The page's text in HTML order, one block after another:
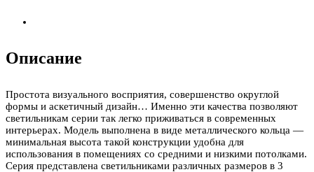
Описание
Простота визуального восприятия, совершенство округлой
формы и аскетичный дизайн… Именно эти качества позволяют
светильникам серии так легко приживаться в современных
интерьерах. Модель выполнена в виде металлического кольца —
минимальная высота такой конструкции удобна для
использования в помещениях со средними и низкими потолками.
Серия представлена светильниками различных размеров в 3